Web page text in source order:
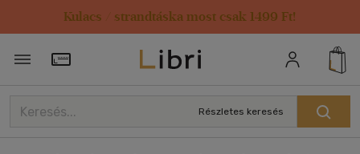
Kulacs / strandtáska most csak 1499 Ft!
Törzsvásárlói Kártya adatai
Részletes keresés